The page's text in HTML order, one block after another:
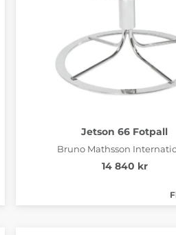
Jetson 66 Fotpall
Bruno Mathsson
14 840 kr